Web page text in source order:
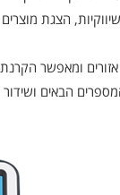
הצגת מוצרים
ומאפשר הקרנת
הבאים ושידור